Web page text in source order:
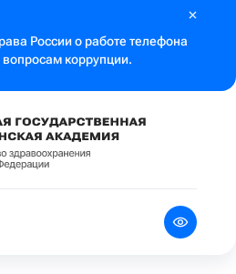
России о работе телефона
коррупции.